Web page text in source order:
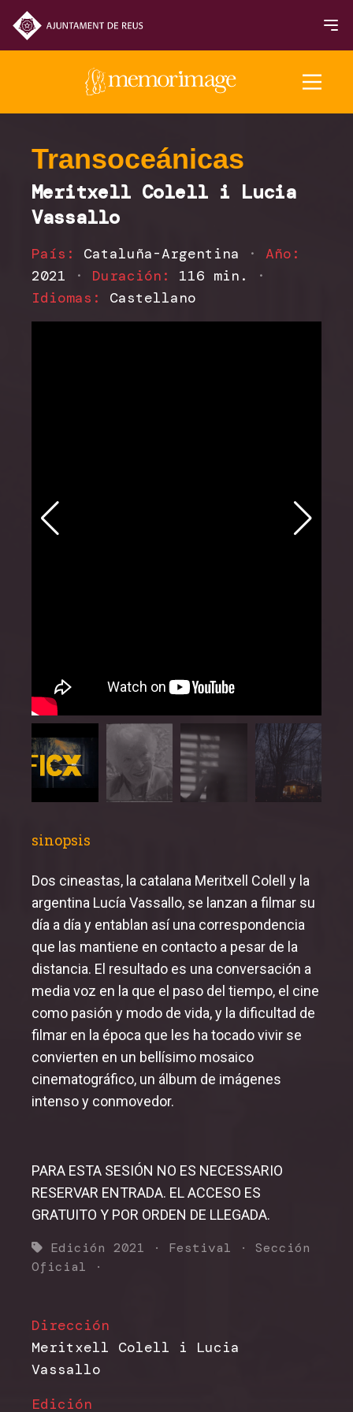
Edición 2025
PELÍCULAS
Programación 2025
Transoceánicas
Meritxell Colell i Lucia
Vassallo
País: Cataluña-Argentina ·
Año:
2021
· Duración: 116 min.
·
Idiomas:
Castellano
sinopsis
Dos cineastas, la catalana Meritxell Colell y la
argentina Lucía Vassallo, se lanzan a filmar su
día a día y entablan así una correspondencia
que las mantiene en contacto a pesar de la
distancia. El resultado es una conversación a
media voz en la que el paso del tiempo, el cine
como pasión y modo de vida, y la dificultad de
filmar en la época que les ha tocado vivir se
convierten en un bellísimo mosaico
cinematográfico, un álbum de imágenes
intenso y conmovedor.
PARA ESTA SESIÓN NO ES NECESSARIO
RESERVAR ENTRADA. EL ACCESO ES
GRATUITO Y POR ORDEN DE LLEGADA.
Edición 2021 · Festival · Sección
Oficial ·
Dirección
Meritxell Colell i Lucia
Vassallo
Edición